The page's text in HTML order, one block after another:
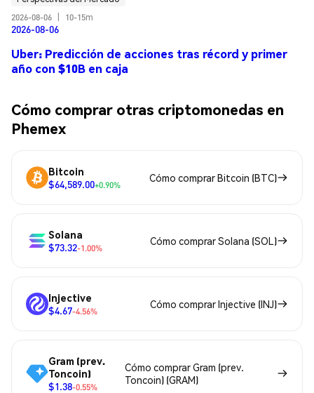
2026-08-06
10-15m
2026-08-06
Uber: Predicción de acciones tras récord y primer
año con $10B en caja
Cómo comprar otras criptomonedas en
Phemex
Bitcoin
$64,589.00+0.90%
Cómo comprar Bitcoin (BTC)
Solana
$73.32-1.00%
Cómo comprar Solana (SOL)
Injective
$4.67-4.56%
Cómo comprar Injective (INJ)
Gram (prev.
Toncoin)
$1.38-0.55%
Cómo comprar Gram (prev.
Toncoin) (GRAM)